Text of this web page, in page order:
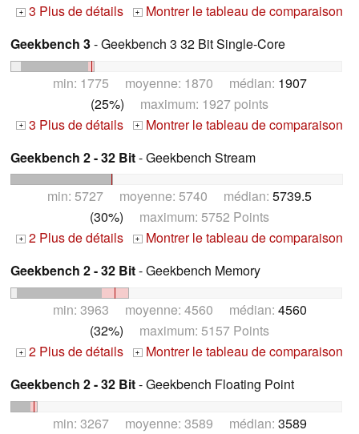
+ 3 Plus de détails + Montrer le tableau de comparaison
Geekbench 3- Geekbench 3 32 Bit Single-Core
min: 1775 moyenne: 1870 médian: 1907
(25%) maximum: 1927 points
+ 3 Plus de détails + Montrer le tableau de comparaison
Geekbench 2 - 32 Bit- Geekbench Stream
min: 5727 moyenne: 5740 médian: 5739.5
(30%) maximum: 5752 Points
+ 2 Plus de détails + Montrer le tableau de comparaison
Geekbench 2 - 32 Bit- Geekbench Memory
min: 3963 moyenne: 4560 médian: 4560
(32%) maximum: 5157 Points
+ 2 Plus de détails + Montrer le tableau de comparaison
Geekbench 2 - 32 Bit- Geekbench Floating Point
min: 3267 moyenne: 3589 médian: 3589